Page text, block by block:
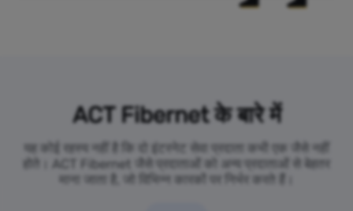
ACT Fibernet के बारे में
यह कोई रहस्य नहीं है कि दो इंटरनेट सेवा प्रदाता कभी एक जैसे नहीं
होते। ACT Fibernet जैसे प्रदाताओं को अन्य प्रदाताओं से बेहतर
माना जाता है, जो विभिन्न कारकों पर निर्भर करते हैं।